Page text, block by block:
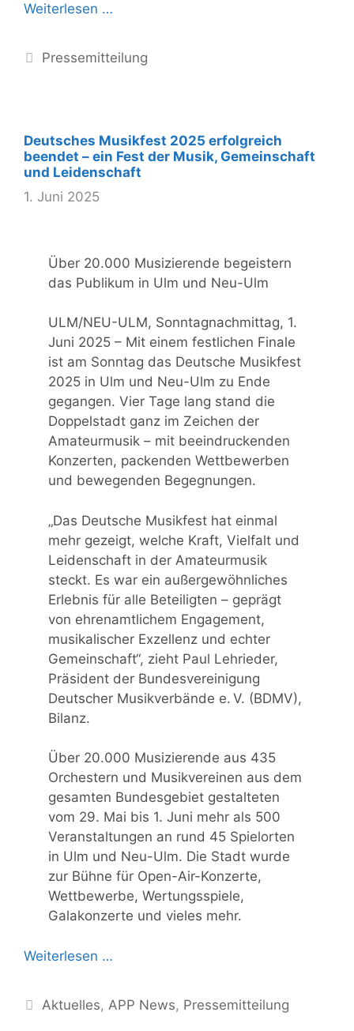
Weiterlesen …
Kategorien
Pressemitteilung
Deutsches Musikfest 2025 erfolgreich
beendet – ein Fest der Musik, Gemeinschaft
und Leidenschaft
1. Juni 2025
Über 20.000 Musizierende begeistern
das Publikum in Ulm und Neu-Ulm
ULM/NEU-ULM, Sonntagnachmittag, 1.
Juni 2025 – Mit einem festlichen Finale
ist am Sonntag das Deutsche Musikfest
2025 in Ulm und Neu-Ulm zu Ende
gegangen. Vier Tage lang stand die
Doppelstadt ganz im Zeichen der
Amateurmusik – mit beeindruckenden
Konzerten, packenden Wettbewerben
und bewegenden Begegnungen.
„Das Deutsche Musikfest hat einmal
mehr gezeigt, welche Kraft, Vielfalt und
Leidenschaft in der Amateurmusik
steckt. Es war ein außergewöhnliches
Erlebnis für alle Beteiligten – geprägt
von ehrenamtlichem Engagement,
musikalischer Exzellenz und echter
Gemeinschaft“, zieht Paul Lehrieder,
Präsident der Bundesvereinigung
Deutscher Musikverbände e. V. (BDMV),
Bilanz.
Über 20.000 Musizierende aus 435
Orchestern und Musikvereinen aus dem
gesamten Bundesgebiet gestalteten
vom 29. Mai bis 1. Juni mehr als 500
Veranstaltungen an rund 45 Spielorten
in Ulm und Neu-Ulm. Die Stadt wurde
zur Bühne für Open-Air-Konzerte,
Wettbewerbe, Wertungsspiele,
Galakonzerte und vieles mehr.
Weiterlesen …
Kategorien
Aktuelles, APP News, Pressemitteilung